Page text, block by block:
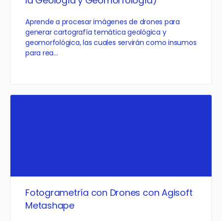
Aprende a procesar imágenes de drones para
generar cartografía temática geológica y
geomorfológica, las cuales servirán como insumos
para rea…
Fotogrametría con Drones con Agisoft
Metashape